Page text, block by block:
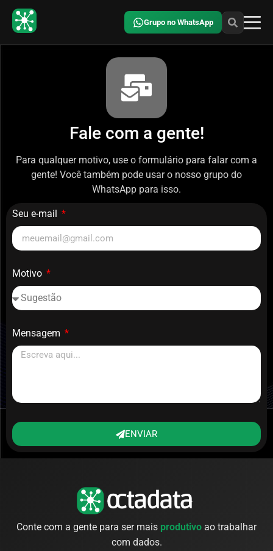
Grupo no WhatsApp
Fale com a gente!
Para qualquer motivo, use o formulário para falar com a
gente! Você também pode usar o nosso grupo do
WhatsApp para isso.
Seu e-mail
Motivo
Mensagem
ENVIAR
Conte com a gente para ser mais produtivo ao trabalhar
com dados.